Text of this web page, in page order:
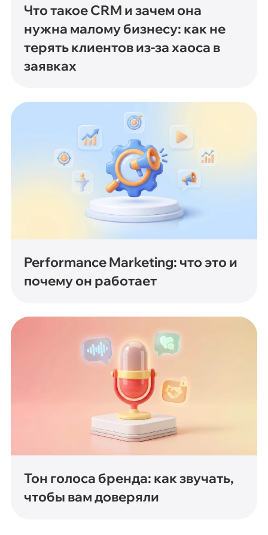
Что такое CRM и зачем она
нужна малому бизнесу: как не
терять клиентов из-за хаоса в
заявках
Performance Marketing: что это и
почему он работает
Тон голоса бренда: как звучать,
чтобы вам доверяли